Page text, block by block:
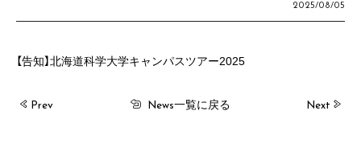
2025/08/05
【告知】北海道科学大学キャンパスツアー2025
News一覧に戻る
Prev Next